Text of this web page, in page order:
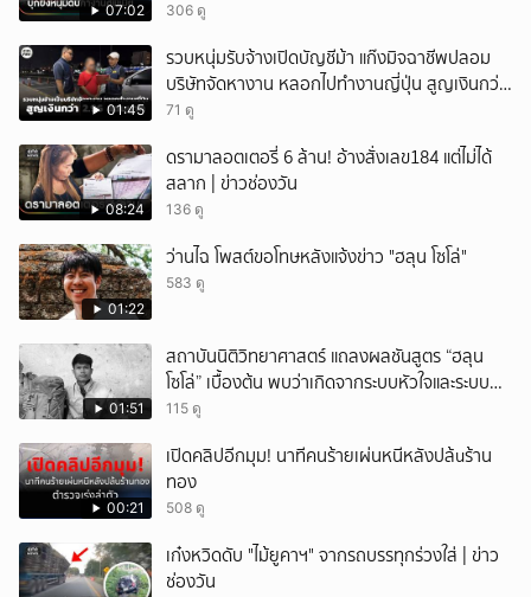
07:02 306 ดู
01:45
รวบหนุ่มรับจ้างเปิดบัญชีม้า แก๊งมิจฉาชีพปลอม
บริษัทจัดหางาน หลอกไปทำงานญี่ปุ่น สูญเงินกว่า
2.96 แสนบาท
71 ดู
08:24
ดรามาลอตเตอรี่ 6 ล้าน! อ้างสั่งเลข184 แต่ไม่ได้
สลาก | ข่าวช่องวัน
136 ดู
01:22
ว่านไฉ โพสต์ขอโทษหลังแจ้งข่าว "ฮลุน โซโล่"
583 ดู
01:51
สถาบันนิติวิทยาศาสตร์ แถลงผลชันสูตร “ฮลุน
โซโล่” เบื้องต้น พบว่าเกิดจากระบบหัวใจและระบบ
ไหลเวียนโลหิตล้มเหลว
115 ดู
00:21
เปิดคลิปอีกมุม! นาทีคนร้ายเผ่นหนีหลังปล้uร้าน
ทอง
508 ดู
เก๋งหวิดดับ "ไม้ยูคาฯ" จากรถบรรทุกร่วงใส่ | ข่าว
ช่องวัน